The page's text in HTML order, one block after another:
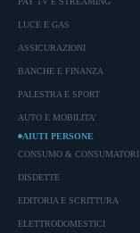
LUCE E GAS
ASSICURAZIONI
BANCHE E FINANZA
PALESTRA E SPORT
AUTO E MOBILITA'
AIUTI PERSONE
CONSUMO & CONSUMATORI
DISDETTE
EDITORIA E SCRITTURA
ELETTRODOMESTICI